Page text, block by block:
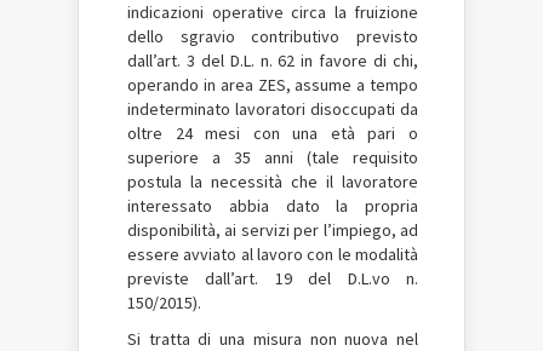
indicazioni operative circa la fruizione
dello sgravio contributivo previsto
dall’art. 3 del D.L. n. 62 in favore di chi,
operando in area ZES, assume a tempo
indeterminato lavoratori disoccupati da
oltre 24 mesi con una età pari o
superiore a 35 anni (tale requisito
postula la necessità che il lavoratore
interessato abbia dato la propria
disponibilità, ai servizi per l’impiego, ad
essere avviato al lavoro con le modalità
previste dall’art. 19 del D.L.vo n.
150/2015).
Si tratta di una misura non nuova nel